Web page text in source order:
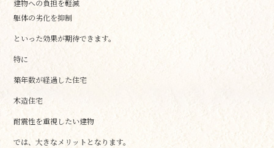
建物への負担を軽減
躯体の劣化を抑制
といった効果が期待できます。
特に
築年数が経過した住宅
木造住宅
耐震性を重視したい建物
では、大きなメリットとなります。